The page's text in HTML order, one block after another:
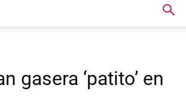
gasera ‘patito’ en